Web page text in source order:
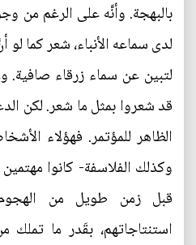
بالبهجة. وأنَّه على الرغم من
لدى سماعه الأنباء، شعر كما
لتبين عن سماء زرقاء صافية.
قد شعروا بمثل ما شعر. لكن
الظاهر للمؤتمر. فهؤلاء
وكذلك الفلاسفة- كانوا
قبل زمن طويل من
استنتاجاتهم، بقَدر ما تملك